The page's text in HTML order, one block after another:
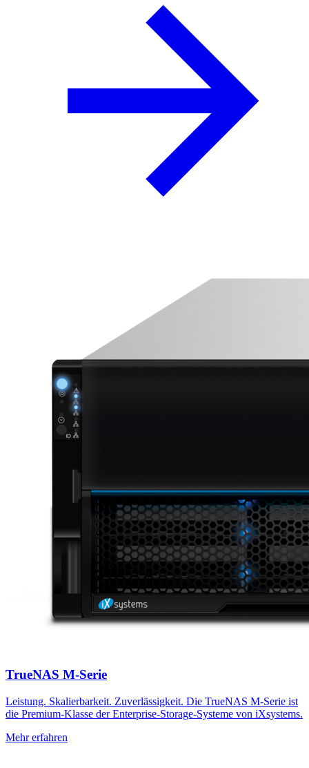
TrueNAS M-Serie
Leistung. Skalierbarkeit. Zuverlässigkeit. Die TrueNAS M-Serie ist
die Premium-Klasse der Enterprise-Storage-Systeme von iXsystems.
Mehr erfahren